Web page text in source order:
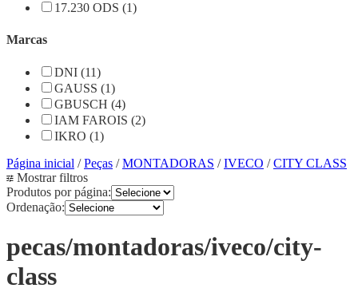
17.230 ODS (1)
Marcas
DNI (11)
GAUSS (1)
GBUSCH (4)
IAM FAROIS (2)
IKRO (1)
Página inicial /Peças /MONTADORAS /IVECO /CITY CLASS
Mostrar filtros
Produtos por página:
Ordenação:
pecas/montadoras/iveco/city-
class